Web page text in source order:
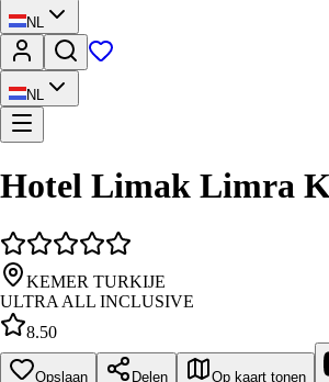
NL
NL
Hotel Limak Limra
KEMER TURKIJE
ULTRA ALL INCLUSIVE
8.50
Opslaan Delen
Op kaart tonen